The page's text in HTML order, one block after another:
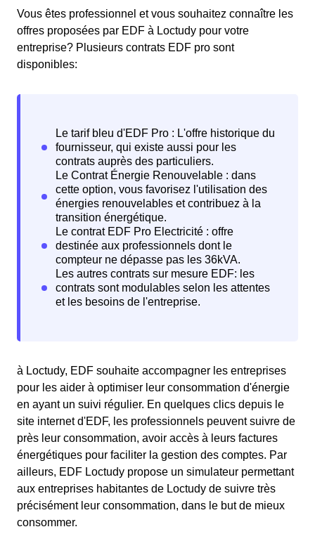
Vous êtes professionnel et vous souhaitez connaître les
offres proposées par EDF à Loctudy pour votre
entreprise? Plusieurs contrats EDF pro sont
disponibles:
à Loctudy, EDF souhaite accompagner les entreprises
pour les aider à optimiser leur consommation d'énergie
en ayant un suivi régulier. En quelques clics depuis le
site internet d'EDF, les professionnels peuvent suivre de
près leur consommation, avoir accès à leurs factures
énergétiques pour faciliter la gestion des comptes. Par
ailleurs, EDF Loctudy propose un simulateur permettant
aux entreprises habitantes de Loctudy de suivre très
précisément leur consommation, dans le but de mieux
consommer.